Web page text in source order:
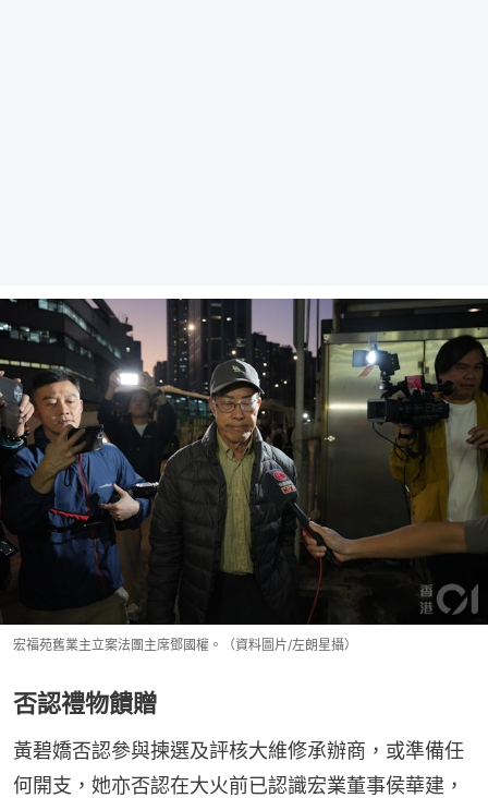
宏福苑舊業主立案法團主席鄧國權。（資料圖片/左朗星攝）
否認禮物饋贈
黃碧嬌否認參與揀選及評核大維修承辦商，或準備任
何開支，她亦否認在大火前已認識宏業董事侯華建，